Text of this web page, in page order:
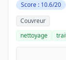
Score : 10.6/20
Couvreur
nettoyage